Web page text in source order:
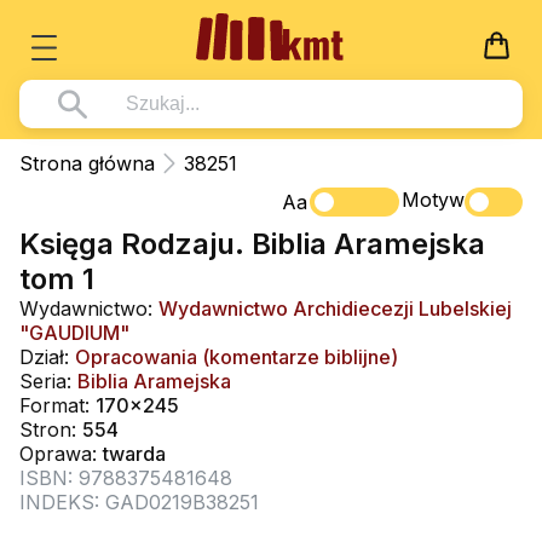
Książki
Wszystko z kategorii - Książki
Pismo Święte
Kościół Katolicki
Duszpasterstwo
Teologia
Życie chrześcijańskie
Duchowość
Literatura piękna
Wszystko z kategorii - Multimedia
DVD
CD-ROM
Muzyka
Rekolekcje i inne na CD
Śpiew i modlitwa
Muzyka klasyczna
Dla Dzieci
Wszystko z kategorii - Dla Dzieci
Literatura (D)
Płyty, DVD (D)
Podręczniki i pomoce dydaktyczne
Podręczniki
Wszystko z kategorii - Podręczniki
Podręczniki i pomoce dydaktyczne
Zabawa i Nauka
Nowości
Zaloguj się
Strona główna
38251
Aa
Motyw
Księga Rodzaju. Biblia Aramejska
tom 1
Wydawnictwo: Wydawnictwo Archidiecezji Lubelskiej
"GAUDIUM"
Dział: Opracowania (komentarze biblijne)
Seria: Biblia Aramejska
Format: 170x245
Stron: 554
Oprawa:twarda
ISBN: 9788375481648
INDEKS: GAD0219B38251